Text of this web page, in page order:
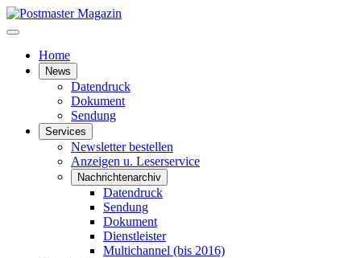
Home
News
Datendruck
Dokument
Sendung
Services
Newsletter bestellen
Anzeigen u. Leserservice
Nachrichtenarchiv
Datendruck
Sendung
Dokument
Dienstleister
Multichannel (bis 2016)